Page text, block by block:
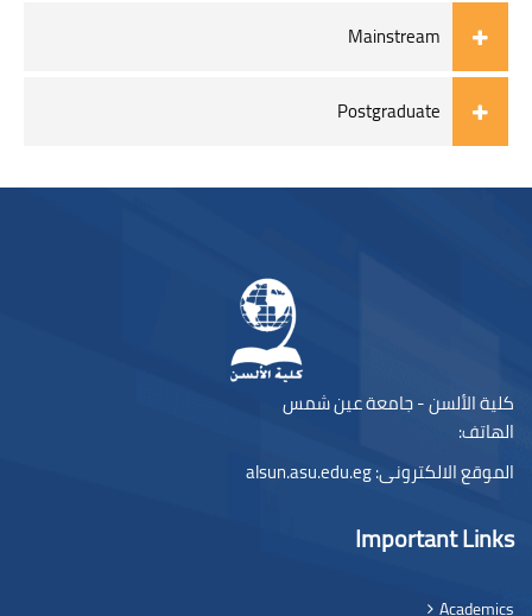
Mainstream
Postgraduate
الكتل
كلية الألسن - جامعة عين شمس
الهاتف:
الموقع الالكترونى:alsun.asu.edu.eg
Important Links
Academics